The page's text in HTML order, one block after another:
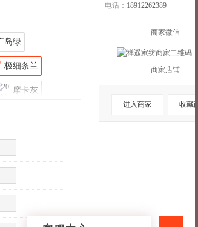
岛绿
极细条兰
摩卡灰
电话： 18912262389
商家微信
商家店铺
进入商家 收藏